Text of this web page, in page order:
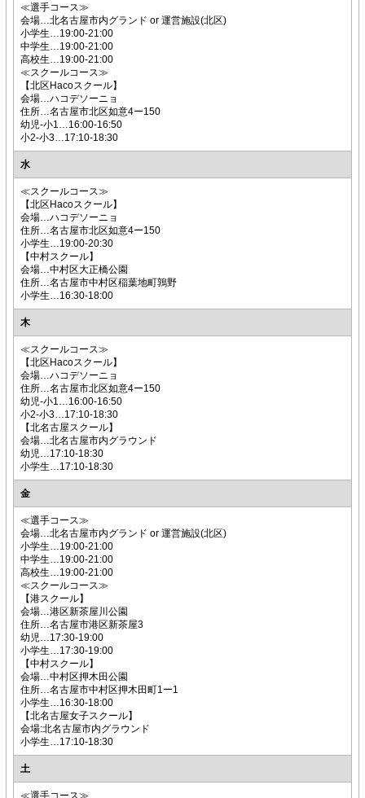
≪選手コース≫
会場…北名古屋市内グランド or 運営施設(北区)
小学生…19:00-21:00
中学生…19:00-21:00
高校生…19:00-21:00
≪スクールコース≫
【北区Hacoスクール】
会場…ハコデソーニョ
住所…名古屋市北区如意4ー150
幼児-小1…16:00-16:50
小2-小3…17:10-18:30
水
≪スクールコース≫
【北区Hacoスクール】
会場…ハコデソーニョ
住所…名古屋市北区如意4ー150
小学生…19:00-20:30
【中村スクール】
会場…中村区大正橋公園
住所…名古屋市中村区稲葉地町鶉野
小学生…16:30-18:00
木
≪スクールコース≫
【北区Hacoスクール】
会場…ハコデソーニョ
住所…名古屋市北区如意4ー150
幼児-小1…16:00-16:50
小2-小3…17:10-18:30
【北名古屋スクール】
会場…北名古屋市内グラウンド
幼児…17:10-18:30
小学生…17:10-18:30
金
≪選手コース≫
会場…北名古屋市内グランド or 運営施設(北区)
小学生…19:00-21:00
中学生…19:00-21:00
高校生…19:00-21:00
≪スクールコース≫
【港スクール】
会場…港区新茶屋川公園
住所…名古屋市港区新茶屋3
幼児…17:30-19:00
小学生…17:30-19:00
【中村スクール】
会場…中村区押木田公園
住所…名古屋市中村区押木田町1ー1
小学生…16:30-18:00
【北名古屋女子スクール】
会場:北名古屋市内グラウンド
小学生…17:10-18:30
土
≪選手コース≫